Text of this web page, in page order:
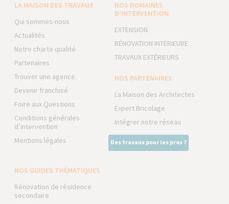
LA MAISON DES TRAVAUX
Qui sommes-nous
Actualités
Notre charte qualité
Partenaires
Trouver une agence
Devenir franchisé
Foire aux Questions
Conditions générales
d’intervention
Mentions légales
NOS DOMAINES
D’INTERVENTION
EXTENSION
RÉNOVATION INTÉRIEURE
TRAVAUX EXTÉRIEURS
NOS PARTENAIRES
La Maison des Architectes
Expert Bricolage
Intégrer notre réseau
Des travaux pour les pros ?
NOS GUIDES THÉMATIQUES
Rénovation de résidence
secondaire